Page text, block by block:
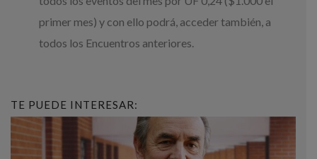
primer mes) y con ello podrá, acceder también, a
todos los Encuentros anteriores.
TE PUEDE INTERESAR: